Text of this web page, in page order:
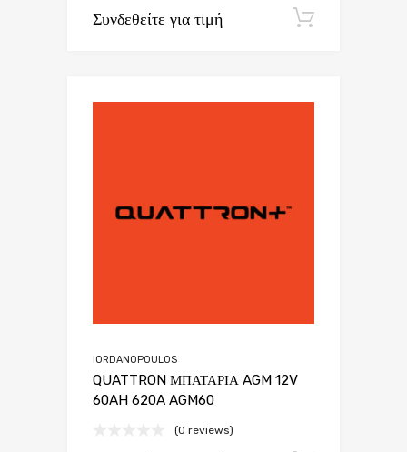
Συνδεθείτε για τιμή
IORDANOPOULOS
QUATTRON ΜΠΑΤΑΡΙΑ AGM 12V
60AH 620A AGM60
(0 reviews)